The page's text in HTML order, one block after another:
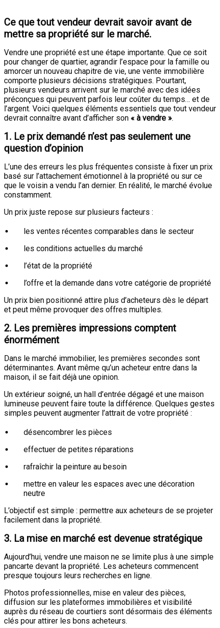
Ce que tout vendeur devrait savoir avant de
mettre sa propriété sur le marché.
Vendre une propriété est une étape importante. Que ce soit
pour changer de quartier, agrandir l’espace pour la famille ou
amorcer un nouveau chapitre de vie, une vente immobilière
comporte plusieurs décisions stratégiques. Pourtant,
plusieurs vendeurs arrivent sur le marché avec des idées
préconçues qui peuvent parfois leur coûter du temps… et de
l’argent. Voici quelques éléments essentiels que tout vendeur
devrait connaître avant d’afficher son « à vendre ».
1. Le prix demandé n’est pas seulement une
question d’opinion
L’une des erreurs les plus fréquentes consiste à fixer un prix
basé sur l’attachement émotionnel à la propriété ou sur ce
que le voisin a vendu l’an dernier. En réalité, le marché évolue
constamment.
Un prix juste repose sur plusieurs facteurs :
les ventes récentes comparables dans le secteur
les conditions actuelles du marché
l’état de la propriété
l’offre et la demande dans votre catégorie de propriété
Un prix bien positionné attire plus d’acheteurs dès le départ
et peut même provoquer des offres multiples.
2. Les premières impressions comptent
énormément
Dans le marché immobilier, les premières secondes sont
déterminantes. Avant même qu’un acheteur entre dans la
maison, il se fait déjà une opinion.
Un extérieur soigné, un hall d’entrée dégagé et une maison
lumineuse peuvent faire toute la différence. Quelques gestes
simples peuvent augmenter l’attrait de votre propriété :
désencombrer les pièces
effectuer de petites réparations
rafraîchir la peinture au besoin
mettre en valeur les espaces avec une décoration
neutre
L’objectif est simple : permettre aux acheteurs de se projeter
facilement dans la propriété.
3. La mise en marché est devenue stratégique
Aujourd’hui, vendre une maison ne se limite plus à une simple
pancarte devant la propriété. Les acheteurs commencent
presque toujours leurs recherches en ligne.
Photos professionnelles, mise en valeur des pièces,
diffusion sur les plateformes immobilières et visibilité
auprès du réseau de courtiers sont désormais des éléments
clés pour attirer les bons acheteurs.